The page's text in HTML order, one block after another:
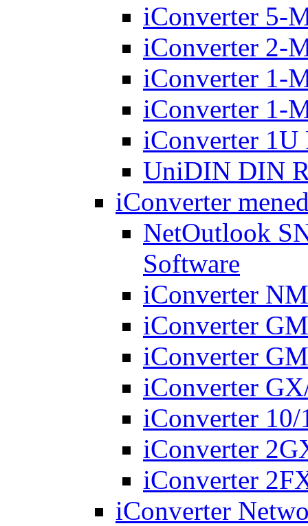
iConverter 5-
iConverter 2-
iConverter 1-
iConverter 1-
iConverter
UniDIN DIN
iConverter
NetOutlook
Software
iConverter
iConverter
iConverter
iConverter
iConverter
iConverter
iConverter
iConverter